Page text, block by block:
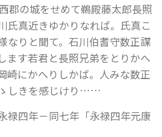
の城をせめて鵜殿藤太郎長照
氏真近きゆかりなれば。氏真こ
なりと聞て。石川伯耆守数正謀
ます若君と長照兄弟をとりかへ
崎にかへりしかば。人みな数正
しきを感じけり……
禄四年－同七年「永禄四年元康